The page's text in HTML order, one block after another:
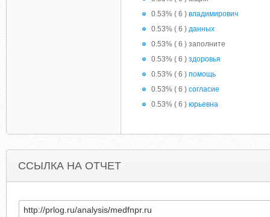
0.53% ( 6 ) владимирович
0.53% ( 6 ) данных
0.53% ( 6 ) заполните
0.53% ( 6 ) здоровья
0.53% ( 6 ) помощь
0.53% ( 6 ) согласие
0.53% ( 6 ) юрьевна
ССЫЛКА НА ОТЧЕТ